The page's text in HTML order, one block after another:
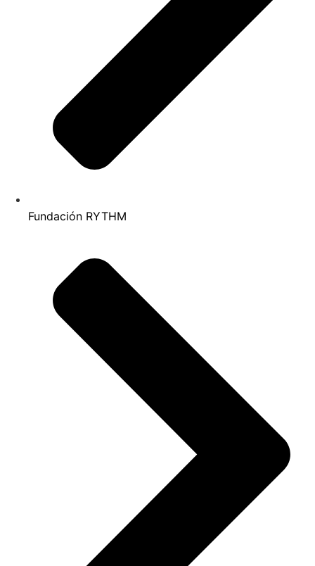
Fundación RYTHM